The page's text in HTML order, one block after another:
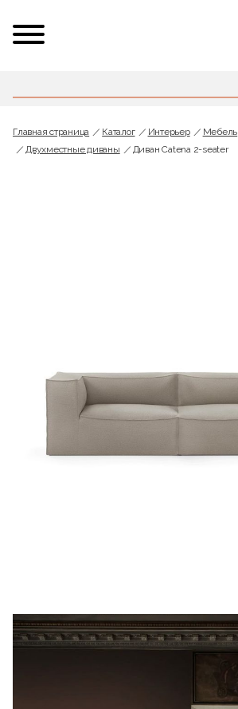
Главная страница Каталог Интерьер Мебель
Двухместные диваны
Диван Catena 2-seater